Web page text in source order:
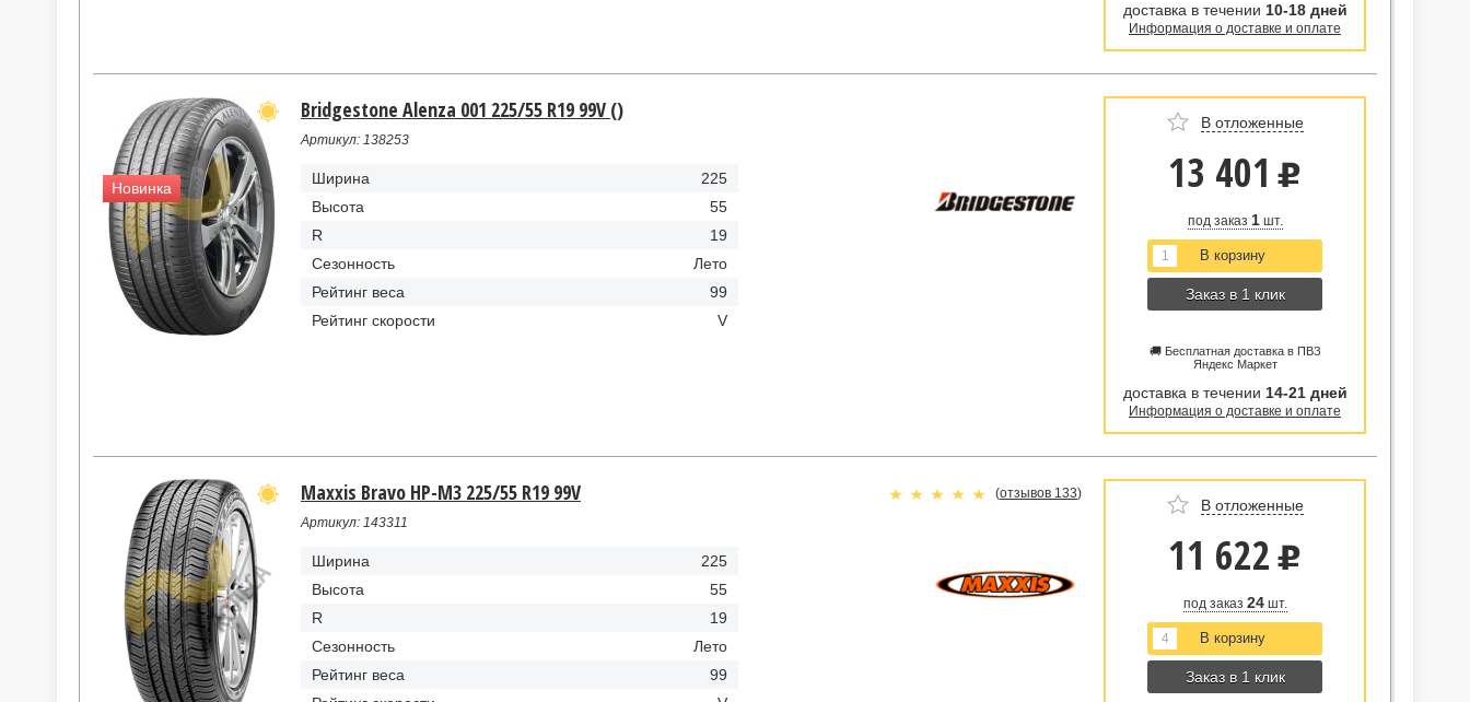
доставка в течении 10-18 дней
Информация о доставке и оплате
Новинка
Bridgestone Alenza 001 225/55 R19 99V ()
Артикул: 138253
Ширина
225
Высота
55
R
19
Сезонность
Лето
Рейтинг веса
99
Рейтинг скорости
V
В отложенные
13 401 u
под заказ 1шт.
Заказ в 1 клик
🚚 Бесплатная доставка в ПВЗ
Яндекс Маркет
доставка в течении 14-21 дней
Информация о доставке и оплате
Maxxis Bravo HP-M3 225/55 R19 99V (отзывов 133)
Артикул: 143311
Ширина
225
Высота
55
R
19
Сезонность
Лето
Рейтинг веса
99
В отложенные
11 622 u
под заказ 24шт.
Заказ в 1 клик